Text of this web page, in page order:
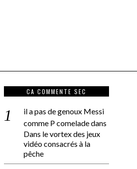
CA COMMENTE SEC
il a pas de genoux Messi
comme P comeladedans
Dans le vortex des jeux
vidéo consacrés à la
pêche